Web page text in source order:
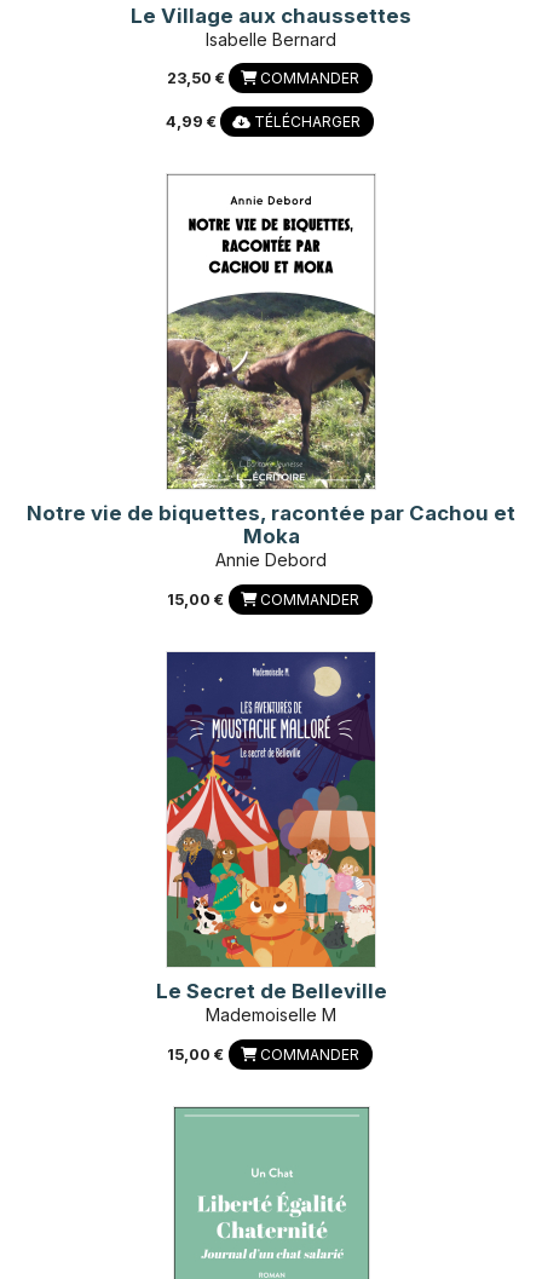
Le Village aux chaussettes
Isabelle Bernard
23,50 € COMMANDER
4,99 € TÉLÉCHARGER
Notre vie de biquettes, racontée par Cachou et
Moka
Annie Debord
15,00 € COMMANDER
Le Secret de Belleville
Mademoiselle M
15,00 € COMMANDER